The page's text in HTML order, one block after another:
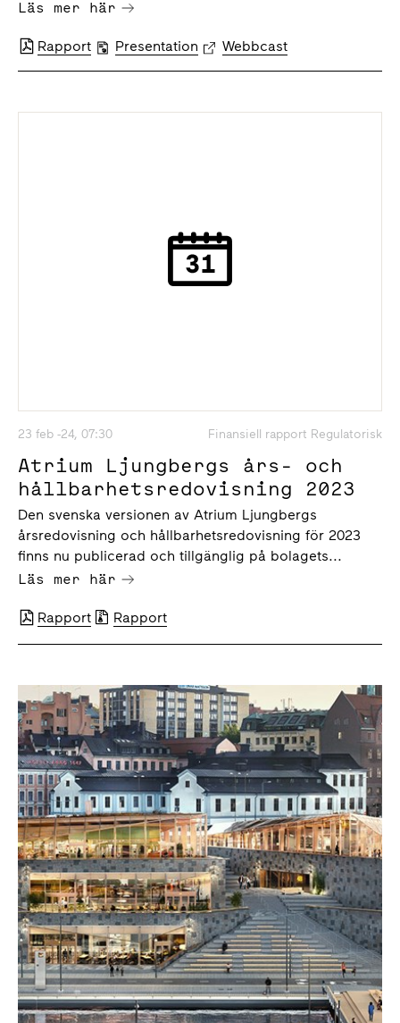
Läs mer här
Rapport Presentation Webbcast
23 feb -24, 07:30 Finansiell rapport Regulatorisk
Atrium Ljungbergs års- och
hållbarhetsredovisning 2023
Den svenska versionen av Atrium Ljungbergs
årsredovisning och hållbarhetsredovisning för 2023
finns nu publicerad och tillgänglig på bolagets...
Läs mer här
Rapport Rapport